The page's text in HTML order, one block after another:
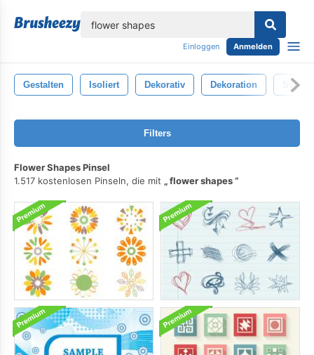
Einloggen Anmelden
Gestalten Isoliert Dekorativ Dekoration
Filters
Flower Shapes Pinsel
1.517 kostenlosen Pinseln, die mit
flower shapes